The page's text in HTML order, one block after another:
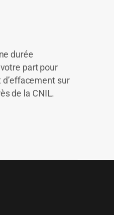
durée
part pour
d’effacement sur
de la CNIL.